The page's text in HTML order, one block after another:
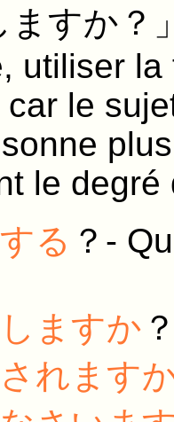
ますか？
utiliser
le
le degré
する ？-
しますか
されます